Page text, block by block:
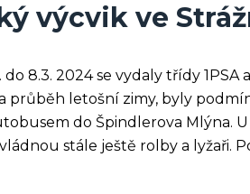
výcvik ve
8.3. 2024 se vydaly třídy 1PSA
průběh letošní zimy, byly
do Špindlerova Mlýna.
stále ještě rolby a lyžaři.